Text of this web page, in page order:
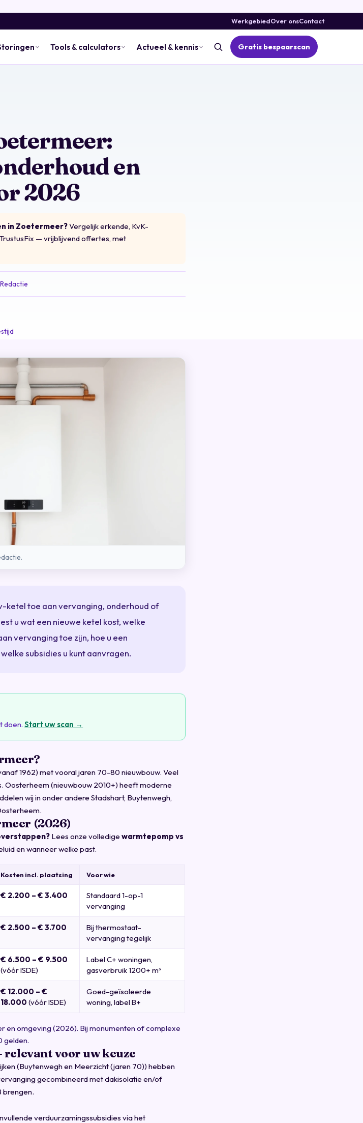
WerkgebiedOver onsContact
Tools & calculators Actueel & kennis Gratis bespaarscan
en
2026
in Zoetermeer?Vergelijk erkende, KvK-
TrustusFix — vrijblijvend offertes, met
ketel toe aan vervanging, onderhoud of
u wat een nieuwe ketel kost, welke
vervanging toe zijn, hoe u een
subsidies u kunt aanvragen.
doen.Start uw scan →
1962) met vooral jaren 70-80 nieuwbouw. Veel
Oosterheem (nieuwbouw 2010+) heeft moderne
wij in onder andere Stadshart, Buytenwegh,
(2026)
Lees onze volledigewarmtepomp vs
en wanneer welke past.
Kosten incl. plaatsing Voor wie
€ 2.200 – € 3.400
Standaard 1-op-1
vervanging
€ 2.500 – € 3.700
Bij thermostaat-
vervanging tegelijk
€ 6.500 – € 9.500
(vóór ISDE)
Label C+ woningen,
gasverbruik 1200+ m³
€ 12.000 – €
18.000 (vóór ISDE)
Goed-geïsoleerde
woning, label B+
en omgeving (2026). Bij monumenten of complexe
gelden.
voor uw keuze
(Buytenwegh en Meerzicht (jaren 70)) hebben
gecombineerd met dakisolatie en/of
brengen.
verduurzamingssubsidies via het